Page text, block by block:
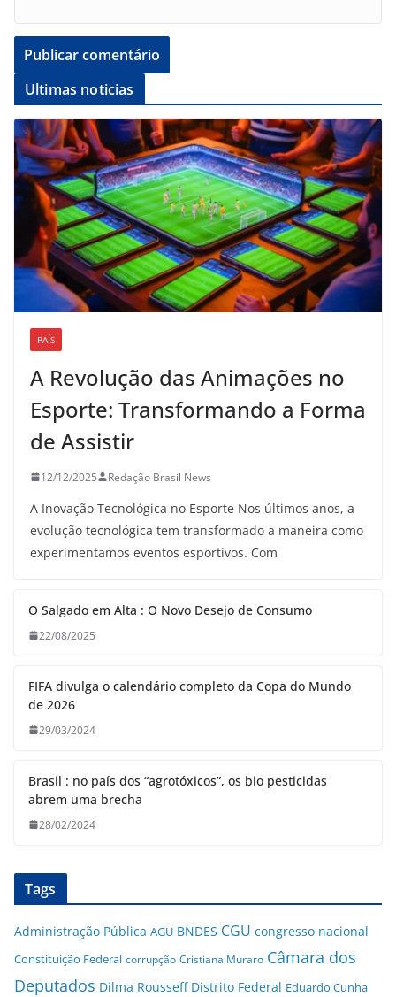
Ultimas noticias
PAÍS
A Revolução das Animações no
Esporte: Transformando a Forma
de Assistir
12/12/2025 Redação Brasil News
A Inovação Tecnológica no Esporte Nos últimos anos, a
evolução tecnológica tem transformado a maneira como
experimentamos eventos esportivos. Com
O Salgado em Alta : O Novo Desejo de Consumo
22/08/2025
FIFA divulga o calendário completo da Copa do Mundo
de 2026
29/03/2024
Brasil : no país dos “agrotóxicos”, os bio pesticidas
abrem uma brecha
28/02/2024
Tags
Administração Pública AGU BNDES CGU congresso nacional
Constituição Federal corrupção Cristiana Muraro Câmara dos
Deputados Dilma Rousseff Distrito Federal Eduardo Cunha